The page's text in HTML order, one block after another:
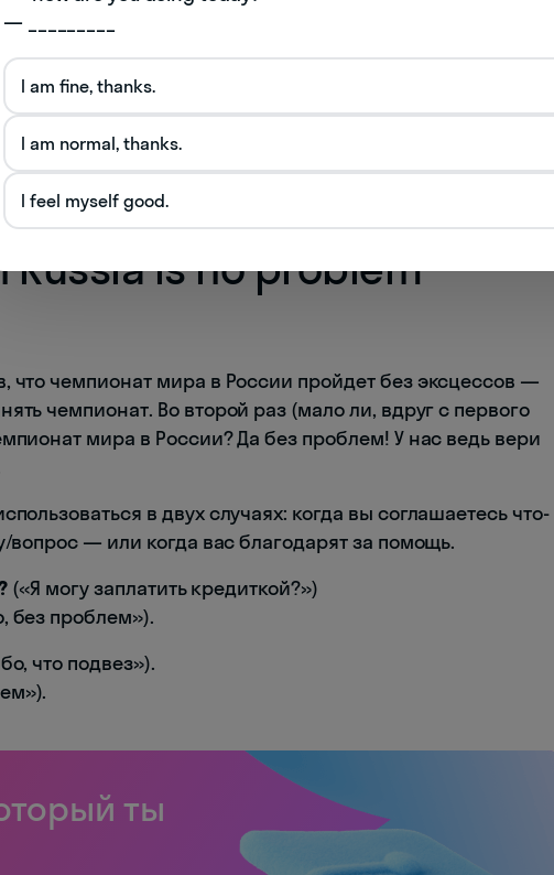
Russia is no problem
что чемпионат мира в России пройдет без эксцессов —
чемпионат. Во второй раз (мало ли, вдруг с первого
мира в России? Да без проблем! У нас ведь вери
в двух случаях: когда вы соглашаетесь что-
вопрос — или когда вас благодарят за помощь.
(«Я могу заплатить кредиткой?»)
без проблем»).
что подвез»).
ты
— _________
I am fine, thanks.
I am normal, thanks.
I feel myself good.